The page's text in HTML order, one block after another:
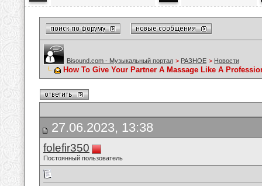
Bisound.com - Музыкальный портал > РАЗНОЕ > Новости
How To Give Your Partner A Massage Like A
27.06.2023, 13:38
folefir350
Постоянный пользователь